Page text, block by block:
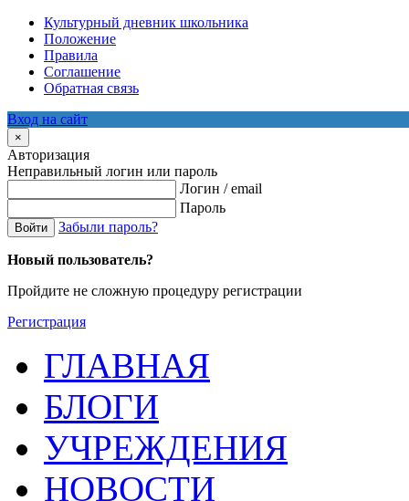
Культурный дневник школьника
Положение
Правила
Соглашение
Обратная связь
Вход на сайт
×
Авторизация
Неправильный логин или пароль
Логин / email
Пароль
Войти Забыли пароль?
Новый пользователь?
Пройдите не сложную процедуру регистрации
Регистрация
ГЛАВНАЯ
БЛОГИ
УЧРЕЖДЕНИЯ
НОВОСТИ